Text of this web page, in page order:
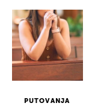
PUTOVANJA